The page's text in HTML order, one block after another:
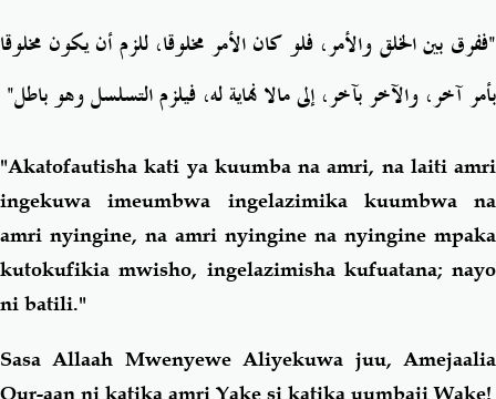
"ففرق بين الخلق والأمر، فلوكان الأمر مخلوقا، للزم أن يكون مخلوقا
بأمر آخر، والآخر بآخر، إلى مالانهاية له، فيلزم التسلسل وهو باطل"
"Akatofautisha kati ya kuumba na amri, na laiti amri
ingekuwa imeumbwa ingelazimika kuumbwa na
amri nyingine, na amri nyingine na nyingine mpaka
kutokufikia mwisho, ingelazimisha kufuatana; nayo
ni batili."
Sasa Allaah Mwenyewe Aliyekuwa juu, Amejaalia
Qur-aan ni katika amri Yake si katika uumbaji Wake!